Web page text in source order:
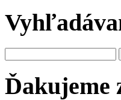
Ďakujeme